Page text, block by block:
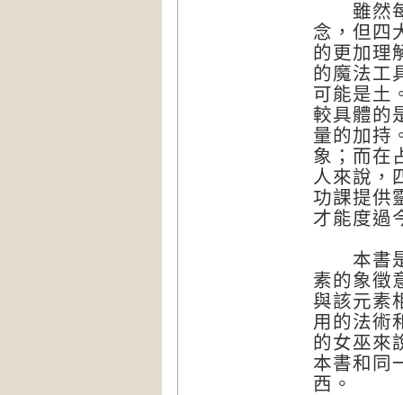
雖然每
念，但四
的更加理
的魔法工
可能是土
較具體的
量的加持
象；而在
人來說，
功課提供
才能度過
本書是
素的象徵
與該元素
用的法術
的女巫來
本書和同
西。